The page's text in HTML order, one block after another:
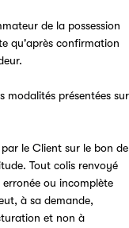
de la possession
qu'après confirmation
modalités présentées sur
le Client sur le bon de
Tout colis renvoyé
ou incomplète
à sa demande,
et non à